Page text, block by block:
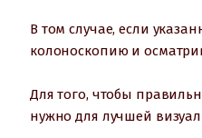
В том случае, если
колоноскопию и
Для того, чтобы
нужно для лучшей